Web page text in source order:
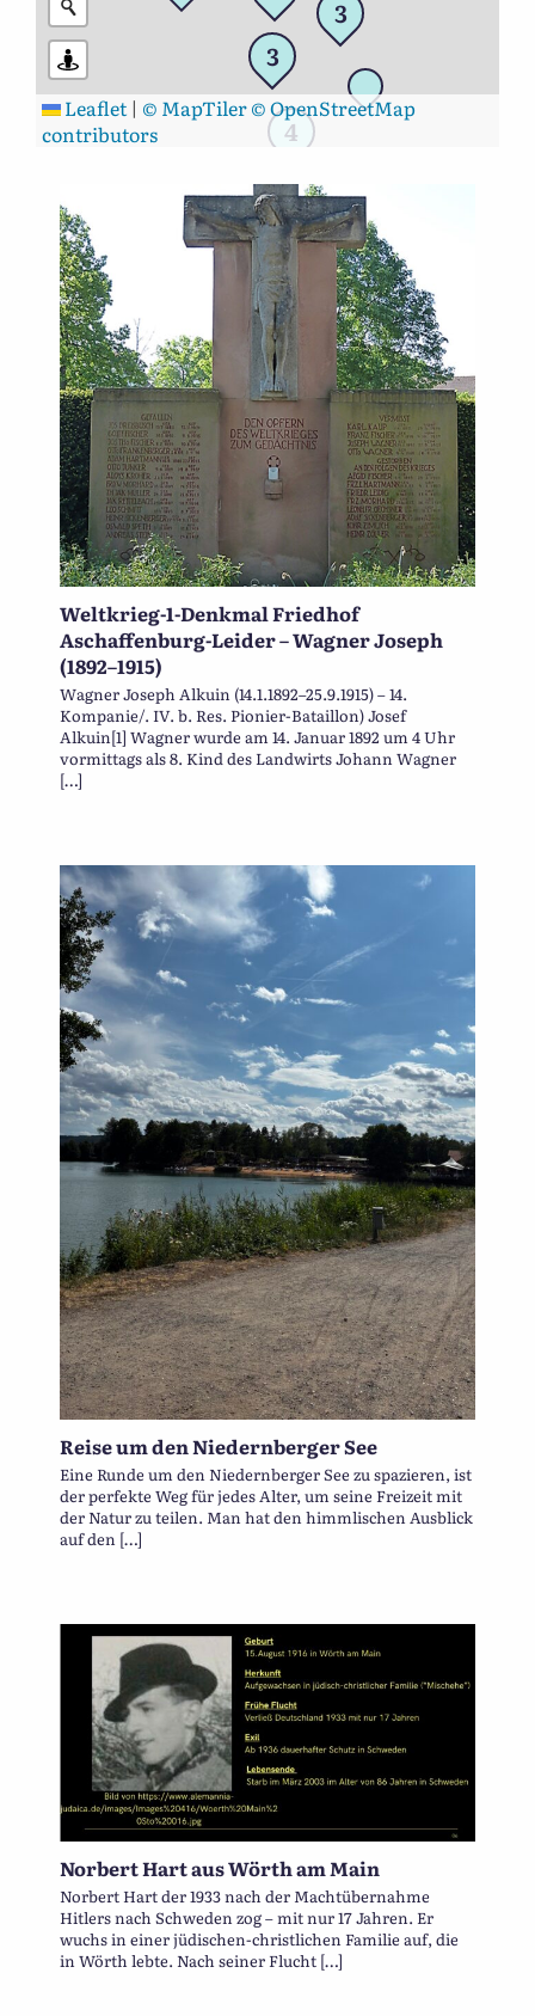
3
4
3
Leaflet | © MapTiler© OpenStreetMap
contributors
Weltkrieg-1-Denkmal Friedhof
Aschaffenburg-Leider – Wagner Joseph
(1892–1915)
Wagner Joseph Alkuin (14.1.1892–25.9.1915) – 14.
Kompanie/. IV. b. Res. Pionier-Bataillon) Josef
Alkuin[1] Wagner wurde am 14. Januar 1892 um 4 Uhr
vormittags als 8. Kind des Landwirts Johann Wagner
[…]
Reise um den Niedernberger See
Eine Runde um den Niedernberger See zu spazieren, ist
der perfekte Weg für jedes Alter, um seine Freizeit mit
der Natur zu teilen. Man hat den himmlischen Ausblick
auf den […]
Norbert Hart aus Wörth am Main
Norbert Hart der 1933 nach der Machtübernahme
Hitlers nach Schweden zog – mit nur 17 Jahren. Er
wuchs in einer jüdischen-christlichen Familie auf, die
in Wörth lebte. Nach seiner Flucht […]